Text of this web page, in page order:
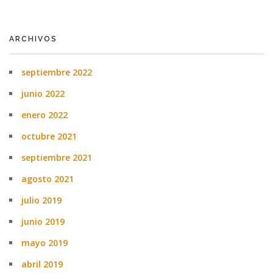
ARCHIVOS
septiembre 2022
junio 2022
enero 2022
octubre 2021
septiembre 2021
agosto 2021
julio 2019
junio 2019
mayo 2019
abril 2019